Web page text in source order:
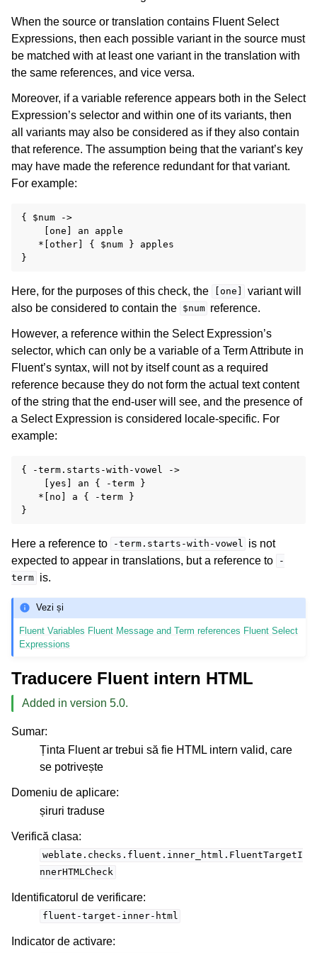
When the source or translation contains Fluent Select
Expressions, then each possible variant in the source must
be matched with at least one variant in the translation with
the same references, and vice versa.
Moreover, if a variable reference appears both in the Select
Expression’s selector and within one of its variants, then
all variants may also be considered as if they also contain
that reference. The assumption being that the variant’s key
may have made the reference redundant for that variant.
For example:
{ $num ->
    [one] an apple
   *[other] { $num } apples
Here, for the purposes of this check, the [one]
variant will
also be considered to contain the $num reference.
However, a reference within the Select Expression’s
selector, which can only be a variable of a Term Attribute in
Fluent’s syntax, will not by itself count as a required
reference because they do not form the actual text content
of the string that the end-user will see, and the presence of
a Select Expression is considered locale-specific. For
example:
{ -term.starts-with-vowel ->
    [yes] an { -term }
   *[no] a { -term }
Here a reference to -term.starts-with-vowel is not
expected to appear in translations, but a reference to
-
term is.
Vezi și
Fluent Variables Fluent Message and Term references Fluent Select
Expressions
Traducere Fluent intern HTML
Added in version 5.0.
Sumar:
Ținta Fluent ar trebui să fie HTML intern valid, care
se potrivește
Domeniu de aplicare:
șiruri traduse
Verifică clasa:
weblate.checks.fluent.inner_html.FluentTargetI
nnerHTMLCheck
Identificatorul de verificare:
fluent-target-inner-html
Indicator de activare: